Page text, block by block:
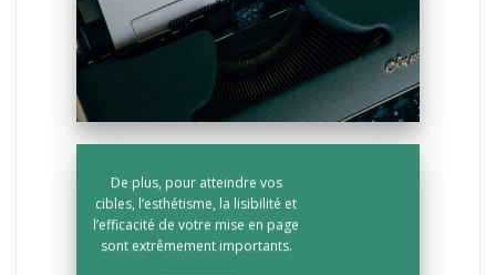
De plus, pour atteindre vos
cibles, l’esthétisme, la lisibilité et
l’efficacité de votre mise en page
sont extrêmement importants.